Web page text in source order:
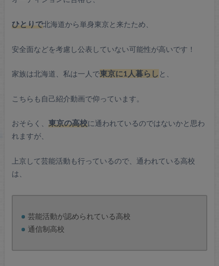
ひとりで北海道から単身東京と来たため、
安全面などを考慮し公表していない可能性が高いです！
家族は北海道、私は一人で東京に1人暮らし と、
こちらも自己紹介動画で仰っています。
おそらく、 東京の高校に通われているのではないかと思わ
れますが、
上京して芸能活動も行っているので、通われている高校
は、
芸能活動が認められている高校
通信制高校